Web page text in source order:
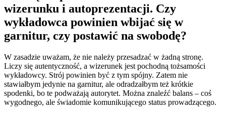
wizerunku i autoprezentacji. Czy
wykładowca powinien wbijać się w
garnitur, czy postawić na swobodę?
W zasadzie uważam, że nie należy przesadzać w żadną stronę.
Liczy się autentyczność, a wizerunek jest pochodną tożsamości
wykładowcy. Strój powinien być z tym spójny. Zatem nie
stawiałbym jedynie na garnitur, ale odradzałbym też krótkie
spodenki, bo te podważają autorytet. Można znaleźć balans – coś
wygodnego, ale świadomie komunikującego status prowadzącego.